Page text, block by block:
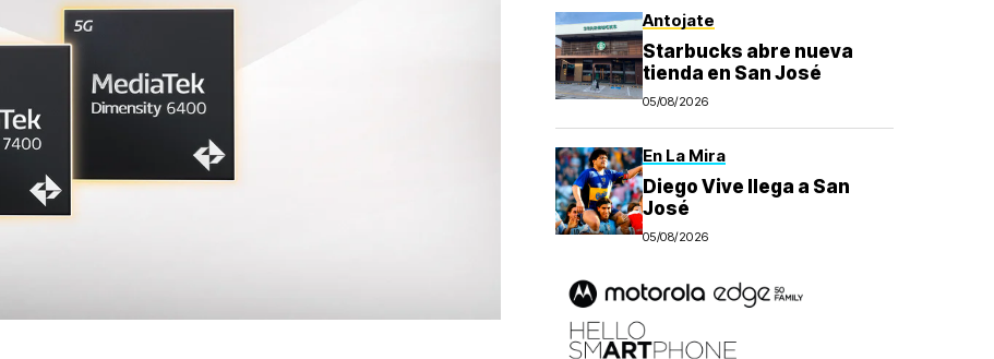
Antojate
Starbucks abre nueva
tienda en San José
05/08/2026
En La Mira
Diego Vive llega a San
José
05/08/2026